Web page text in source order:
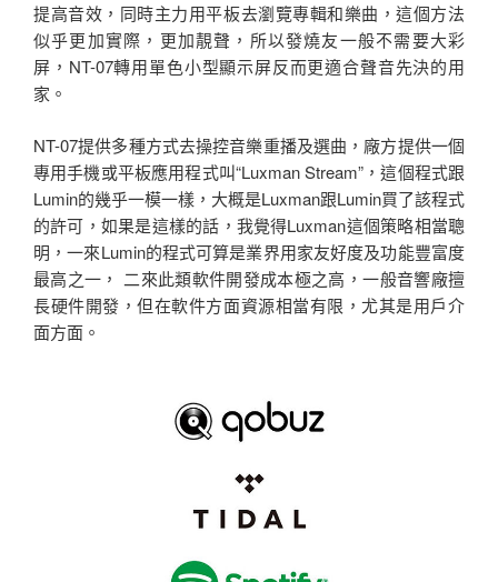
提高音效，同時主力用平板去瀏覽專輯和樂曲，這個方法
似乎更加實際，更加靚聲，所以發燒友一般不需要大彩
屏，NT-07轉用單色小型顯示屏反而更適合聲音先決的用
家。
NT-07提供多種方式去操控音樂重播及選曲，廠方提供一個
專用手機或平板應用程式叫“Luxman Stream”，這個程式跟
Lumin的幾乎一模一樣，大概是Luxman跟Lumin買了該程式
的許可，如果是這樣的話，我覺得Luxman這個策略相當聰
明，一來Lumin的程式可算是業界用家友好度及功能豐富度
最高之一， 二來此類軟件開發成本極之高，一般音響廠擅
長硬件開發，但在軟件方面資源相當有限，尤其是用戶介
面方面。